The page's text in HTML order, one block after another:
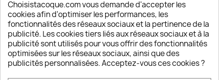
Depuis 2009, entre 92% et 94% de nos clients
sont satisfaits de nos produits
Un SAV à votre écoute
Notre SAV est disponible 6/7J de 10h à 18H
Choisistacoque.com vous demande d'accepter les
cookies afin d'optimiser les performances, les
fonctionnalités des réseaux sociaux et la pertinence de la
publicité. Les cookies tiers liés aux réseaux sociaux et à la
publicité sont utilisés pour vous offrir des fonctionnalités
optimisées sur les réseaux sociaux, ainsi que des
publicités personnalisées. Acceptez-vous ces cookies ?